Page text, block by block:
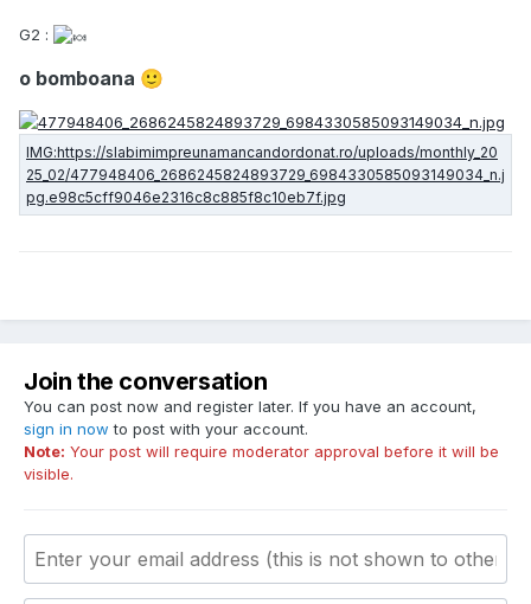
G2 :
o bomboana 🙂
Join the conversation
You can post now and register later. If you have an account,
sign in now to post with your account.
Note: Your post will require moderator approval before it will be
visible.